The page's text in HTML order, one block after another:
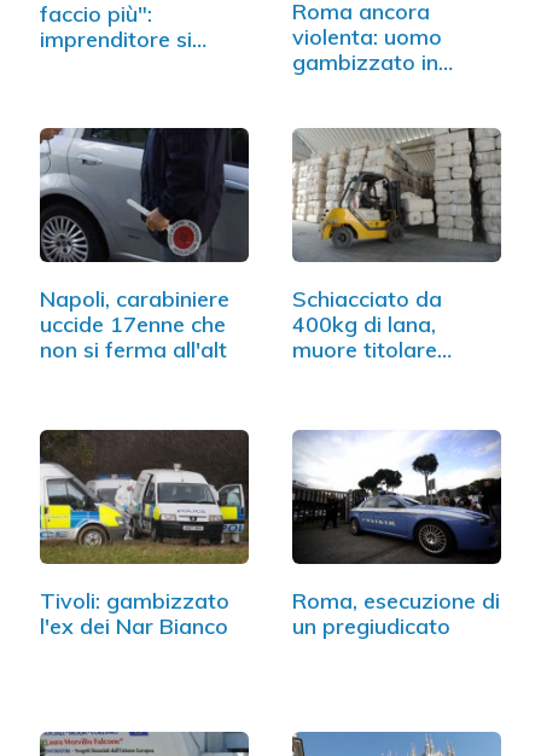
faccio più":
imprenditore si…
Roma ancora
violenta: uomo
gambizzato in
Napoli, carabiniere
uccide 17enne che
non si ferma all'alt
Schiacciato da
400kg di lana,
muore titolare…
Tivoli: gambizzato
l'ex dei Nar Bianco
Roma, esecuzione di
un pregiudicato